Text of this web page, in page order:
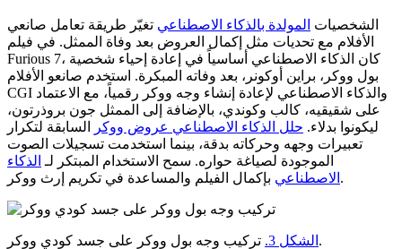
الشخصيات المولدة بالذكاء الاصطناعي تغيّر طريقة تعامل صانعي
الأفلام مع تحديات مثل إكمال العروض بعد وفاة الممثل. في فيلم
Furious 7، كان الذكاء الاصطناعي أساسياً في إعادة إحياء شخصية
بول ووكر، براين أوكونر، بعد وفاته المبكرة. استخدم صانعو الأفلام
CGI والذكاء الاصطناعي لإعادة إنشاء وجه ووكر رقمياً، مع الاعتماد
على شقيقيه، كالب وكوندي، بالإضافة إلى الممثل جون بروذرتون،
ليكونوا بدلاء. حلل الذكاء الاصطناعي عروض ووكر
السابقة لتكرار
تعبيرات وجهه وحركاته بدقة، بينما استخدمت تسجيلات الصوت
الموجودة لصياغة حواره. سمح الاستخدام المبتكر لـ الذكاء
الاصطناعي بإكمال الفيلم والمساعدة في تكريم إرث ووكر.
الشكل 3. تركيب وجه بول ووكر على جسد كودي ووكر.